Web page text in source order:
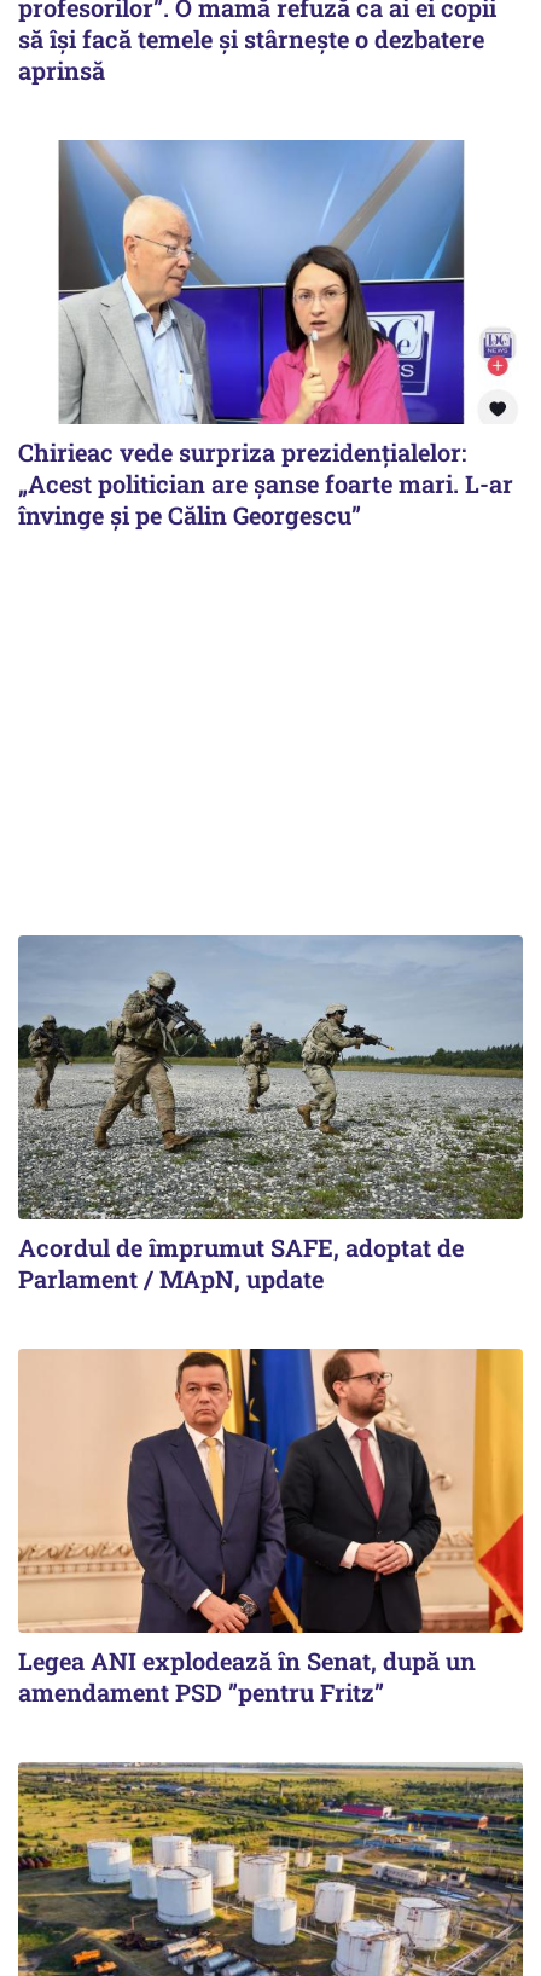
profesorilor”. O mamă refuză ca ai ei copii
să își facă temele și stârnește o dezbatere
aprinsă
Chirieac vede surpriza prezidențialelor:
„Acest politician are șanse foarte mari. L-ar
învinge și pe Călin Georgescu”
Acordul de împrumut SAFE, adoptat de
Parlament / MApN, update
Legea ANI explodează în Senat, după un
amendament PSD ”pentru Fritz”